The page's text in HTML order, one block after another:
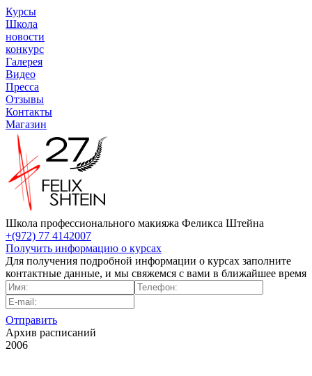
Курсы
Школа
новости
конкурс
Галерея
Видео
Пресса
Отзывы
Контакты
Магазин
Школа профессионального макияжа Феликса Штейна
+(972) 77 4142007
Получить информацию о курсах
Для получения подробной информации о курсах заполните
контактные данные, и мы свяжемся с вами в ближайшее время
Отправить
Архив расписаний
2006